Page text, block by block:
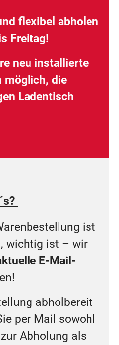
flexibel abholen
Freitag!
neu installierte
möglich, die
Ladentisch
ist
wichtig ist – wir
E-Mail-
abholbereit
per Mail sowohl
zur Abholung als